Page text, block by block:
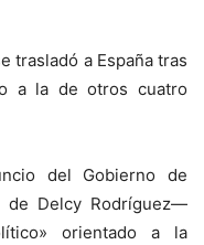
trasladó a España tras
a la de otros cuatro
del Gobierno de
de Delcy Rodríguez—
orientado a la